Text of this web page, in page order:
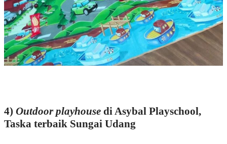
4) Outdoor playhouse di Asybal Playschool,
Taska terbaik Sungai Udang